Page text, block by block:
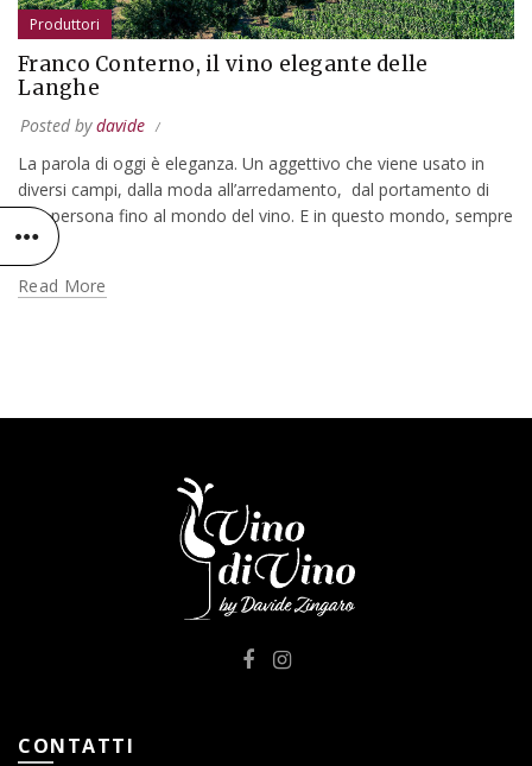
Produttori
Franco Conterno, il vino elegante delle
Langhe
Posted bydavide
La parola di oggi è eleganza. Un aggettivo che viene usato in
diversi campi, dalla moda all’arredamento, dal portamento di
una persona fino al mondo del vino. E in questo mondo, sempre
più...
Read More
CONTATTI